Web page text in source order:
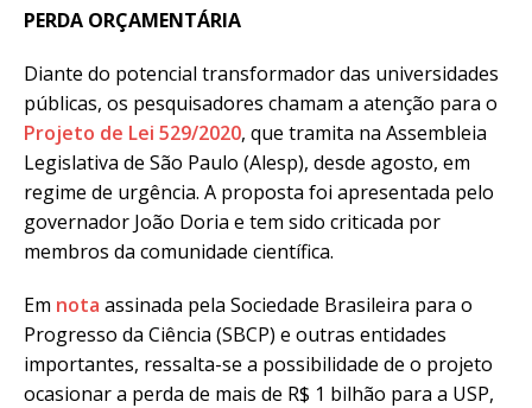
PERDA ORÇAMENTÁRIA
Diante do potencial transformador das universidades
públicas, os pesquisadores chamam a atenção para o
Projeto de Lei 529/2020, que tramita na Assembleia
Legislativa de São Paulo (Alesp), desde agosto, em
regime de urgência. A proposta foi apresentada pelo
governador João Doria e tem sido criticada por
membros da comunidade científica.
Em nota assinada pela Sociedade Brasileira para o
Progresso da Ciência (SBCP) e outras entidades
importantes, ressalta-se a possibilidade de o projeto
ocasionar a perda de mais de R$ 1 bilhão para a USP,